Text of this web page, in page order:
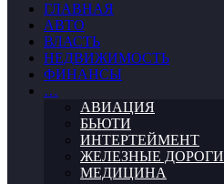
ГЛАВНАЯ
АВТО
ВЛАСТЬ
НЕДВИЖИМОСТЬ
ФИНАНСЫ
…
АВИАЦИЯ
БЬЮТИ
ИНТЕРТЕЙМЕНТ
ЖЕЛЕЗНЫЕ ДОРОГИ
МЕДИЦИНА